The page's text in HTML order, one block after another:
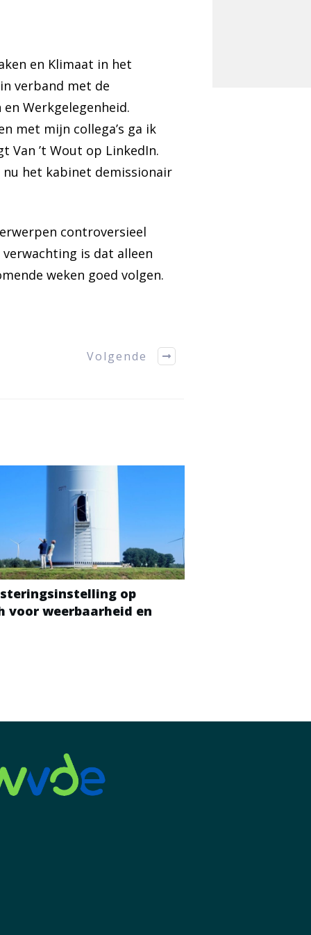
en Klimaat in het
verband met de
Werkgelegenheid.
met mijn collega’s ga ik
Van ’t Wout op LinkedIn.
nu het kabinet demissionair
controversieel
is dat alleen
weken goed volgen.
Volgende
op
voor weerbaarheid en